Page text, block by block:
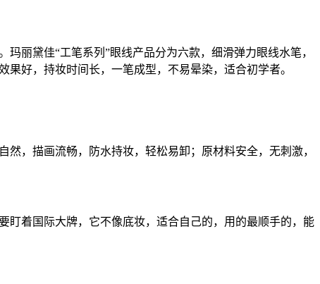
丽黛佳“工笔系列”眼线产品分为六款，细滑弹力眼线水笔，
好，持妆时间长，一笔成型，不易晕染，适合初学者。
，描画流畅，防水持妆，轻松易卸；原材料安全，无刺激，
着国际大牌，它不像底妆，适合自己的，用的最顺手的，能